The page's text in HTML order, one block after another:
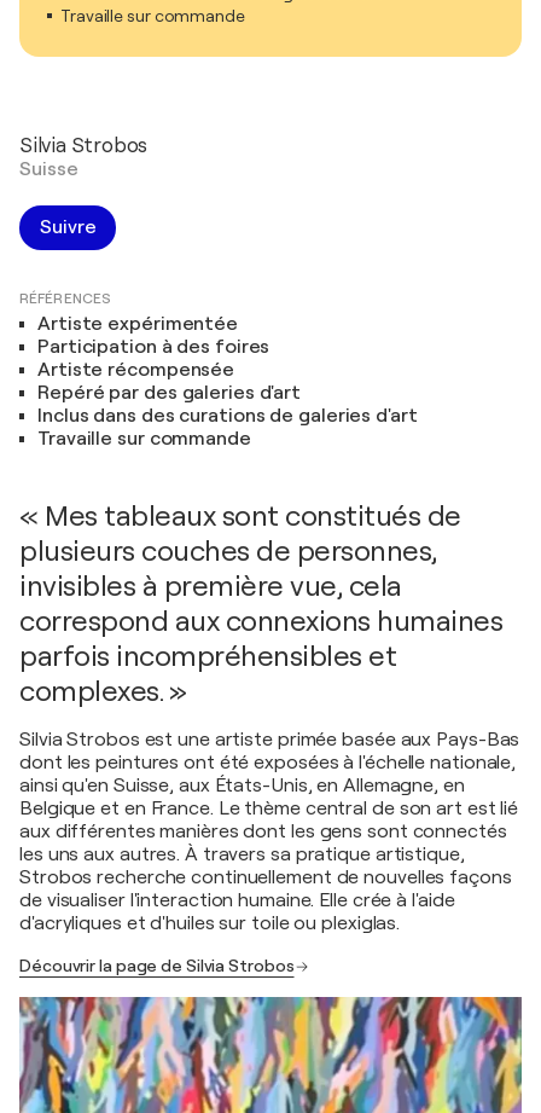
Travaille sur commande
Silvia Strobos
Suisse
Suivre
RÉFÉRENCES
Artiste expérimentée
Participation à des foires
Artiste récompensée
Repéré par des galeries d'art
Inclus dans des curations de galeries d'art
Travaille sur commande
« Mes tableaux sont constitués de
plusieurs couches de personnes,
invisibles à première vue, cela
correspond aux connexions humaines
parfois incompréhensibles et
complexes. »
Silvia Strobos est une artiste primée basée aux Pays-Bas
dont les peintures ont été exposées à l'échelle nationale,
ainsi qu'en Suisse, aux États-Unis, en Allemagne, en
Belgique et en France. Le thème central de son art est lié
aux différentes manières dont les gens sont connectés
les uns aux autres. À travers sa pratique artistique,
Strobos recherche continuellement de nouvelles façons
de visualiser l'interaction humaine. Elle crée à l'aide
d'acryliques et d'huiles sur toile ou plexiglas.
Découvrir la page de Silvia Strobos